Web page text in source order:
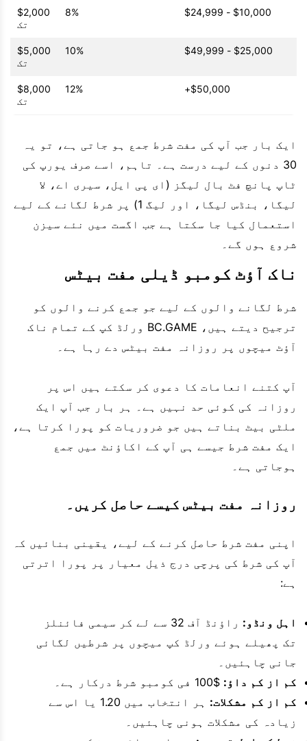
$10,000 - $24,999
8%
$2,000
تک
$25,000 - $49,999
10%
$5,000
تک
$50,000+
12%
$8,000
تک
ایک بار جب آپ کی مفت شرط جمع ہو جاتی ہے، تو یہ
30 دنوں کے لیے درست ہے۔ تاہم، اسے صرف یورپ کی
ٹاپ پانچ فٹ بال لیگز (ای پی ایل، سیری اے، لا
لیگا، بنڈس لیگا، اور لیگ 1) پر شرط لگانے کے لیے
استعمال کیا جا سکتا ہے جب اگست میں نئے سیزن
شروع ہوں گے۔
ناک آؤٹ کومبو ڈیلی مفت بیٹس
شرط لگانے والوں کے لیے جو جمع کرنے والوں کو
ترجیح دیتے ہیں، BC.GAME ورلڈ کپ کے تمام ناک
آؤٹ میچوں پر روزانہ مفت بیٹس دے رہا ہے۔
آپ کتنے انعامات کا دعوی کر سکتے ہیں اس پر
روزانہ کی کوئی حد نہیں ہے۔ ہر بار جب آپ ایک
ملٹی بیٹ بناتے ہیں جو ضروریات کو پورا کرتا ہے،
ایک مفت شرط جیسے ہی آپ کے اکاؤنٹ میں جمع
ہوجاتی ہے۔
روزانہ مفت بیٹس کیسے حاصل کریں۔
اپنی مفت شرط حاصل کرنے کے لیے، یقینی بنائیں کہ
آپ کی شرط کی پرچی درج ذیل معیار پر پورا اترتی
ہے:
اہل ونڈو:
راؤنڈ آف 32 سے لے کر سیمی فائنلز
تک پھیلے ہوئے ورلڈ کپ میچوں پر شرطیں لگائی
جانی چاہئیں۔
کم از کم داؤ: $100 فی کومبو شرط درکار ہے۔
کم از کم مشکلات:
ہر انتخاب میں 1.20 یا اس سے
زیادہ کی مشکلات ہونی چاہئیں۔